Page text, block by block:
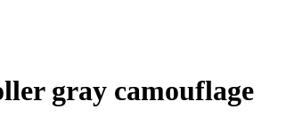
gray camouflage